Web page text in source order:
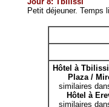
Petit déjeuner. Temps
Hôtel à Tbilissi
Plaza /
similaires
Hôtel à
similaires